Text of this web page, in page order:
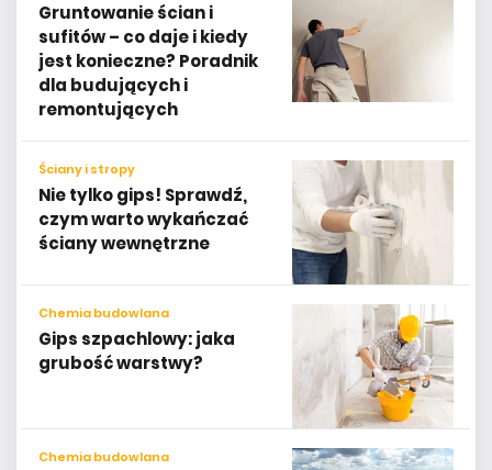
Gruntowanie ścian i
sufitów – co daje i kiedy
jest konieczne? Poradnik
dla budujących i
remontujących
Ściany i stropy
Nie tylko gips! Sprawdź,
czym warto wykańczać
ściany wewnętrzne
Chemia budowlana
Gips szpachlowy: jaka
grubość warstwy?
Chemia budowlana